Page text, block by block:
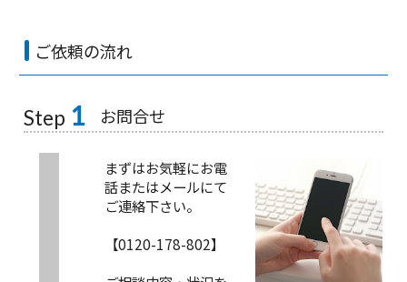
ご依頼の流れ
Step 1 お問合せ
まずはお気軽にお電
話またはメールにて
ご連絡下さい。
【0120-178-802】